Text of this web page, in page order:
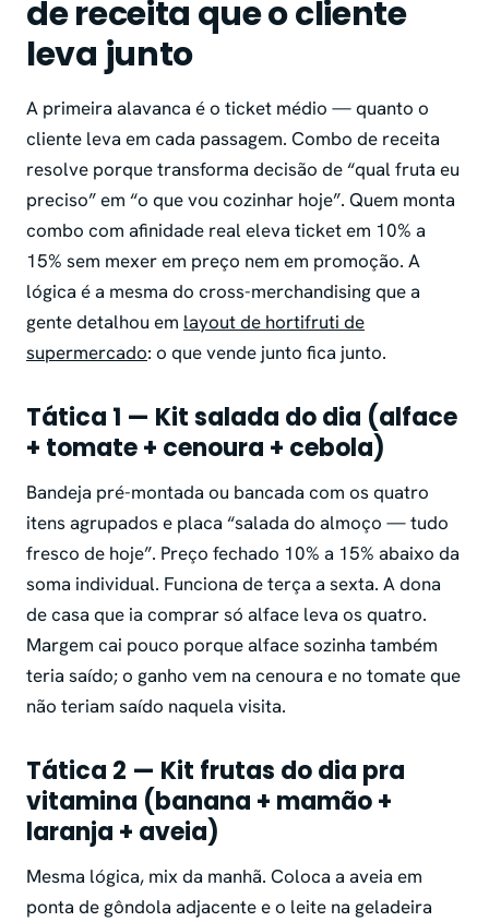
de receita que o cliente
leva junto
A primeira alavanca é o ticket médio — quanto o
cliente leva em cada passagem. Combo de receita
resolve porque transforma decisão de “qual fruta eu
preciso” em “o que vou cozinhar hoje”. Quem monta
combo com afinidade real eleva ticket em 10% a
15% sem mexer em preço nem em promoção. A
lógica é a mesma do cross-merchandising que a
gente detalhou em layout de hortifruti de
supermercado: o que vende junto fica junto.
Tática 1 — Kit salada do dia (alface
+ tomate + cenoura + cebola)
Bandeja pré-montada ou bancada com os quatro
itens agrupados e placa “salada do almoço — tudo
fresco de hoje”. Preço fechado 10% a 15% abaixo da
soma individual. Funciona de terça a sexta. A dona
de casa que ia comprar só alface leva os quatro.
Margem cai pouco porque alface sozinha também
teria saído; o ganho vem na cenoura e no tomate que
não teriam saído naquela visita.
Tática 2 — Kit frutas do dia pra
vitamina (banana + mamão +
laranja + aveia)
Mesma lógica, mix da manhã. Coloca a aveia em
ponta de gôndola adjacente e o leite na geladeira